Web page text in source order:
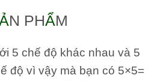
N PHẨM
5 chế độ khác nhau và 5
độ vì vậy mà bạn có 5×5=